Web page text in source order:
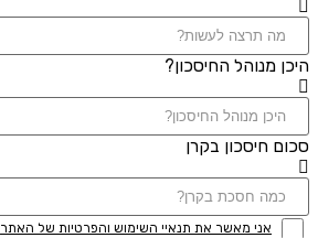
היכן מנוהל החיסכון?
סכום חיסכון בקרן
אני מאשר את תנאיי השימוש והפרטיות של האתר